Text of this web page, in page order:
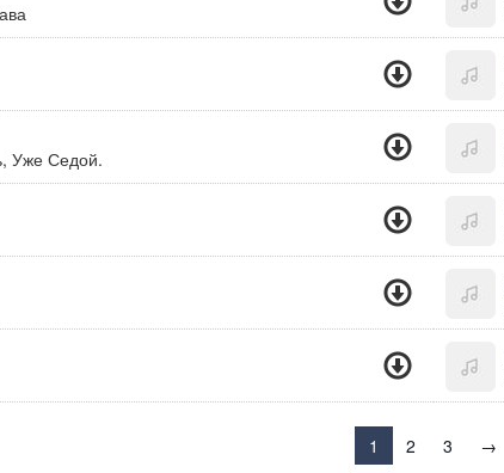
Уже Седой.
1 2 3 →